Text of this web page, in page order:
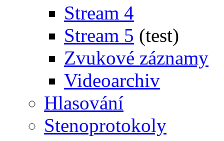
Stream 4
Stream 5 (test)
Zvukové záznamy
Videoarchiv
Hlasování
Stenoprotokoly